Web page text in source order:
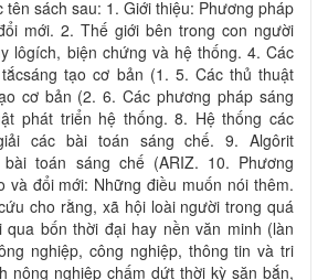
tên sách sau: 1. Giới thiệu: Phương pháp
mới. 2. Thế giới bên trong con người
lôgích, biện chứng và hệ thống. 4. Các
tạo cơ bản (1. 5. Các thủ thuật
cơ bản (2. 6. Các phương pháp sáng
phát triển hệ thống. 8. Hệ thống các
các bài toán sáng chế. 9. Algôrit
bài toán sáng chế (ARIZ. 10. Phương
và đổi mới: Những điều muốn nói thêm.
cho rằng, xã hội loài người trong quá
bốn thời đại hay nền văn minh (làn
nghiệp, công nghiệp, thông tin và tri
nông nghiệp chấm dứt thời kỳ săn bắn,